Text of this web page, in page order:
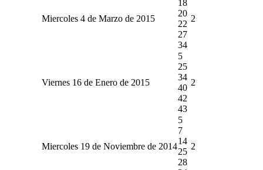
Miercoles 4 de Marzo de 2015
18
20
22
27
34
2
Viernes 16 de Enero de 2015
5
25
34
40
42
43
2
Miercoles 19 de Noviembre de 2014
5
7
14
25
28
2